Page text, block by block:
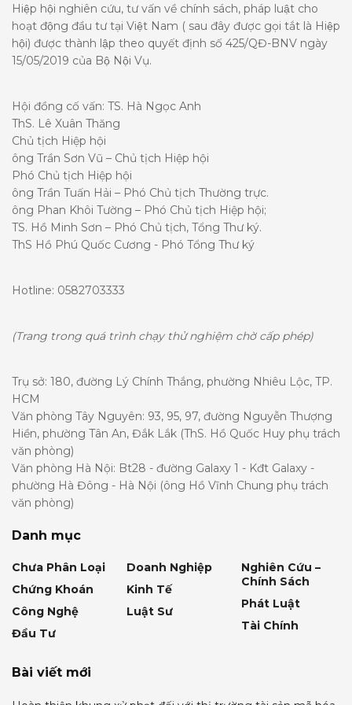
Hiệp hội nghiên cứu, tư vấn về chính sách, pháp luật cho
hoạt động đầu tư tại Việt Nam ( sau đây được gọi tắt là Hiệp
hội) được thành lập theo quyết định số 425/QĐ-BNV ngày
15/05/2019 của Bộ Nội Vụ.
Hội đồng cố vấn: TS. Hà Ngọc Anh
ThS. Lê Xuân Thăng
Chủ tịch Hiệp hội
ông Trần Sơn Vũ – Chủ tịch Hiệp hội
Phó Chủ tịch Hiệp hội
ông Trần Tuấn Hải – Phó Chủ tịch Thường trực.
ông Phan Khôi Tường – Phó Chủ tịch Hiệp hội;
TS. Hồ Minh Sơn – Phó Chủ tịch, Tổng Thư ký.
ThS Hồ Phú Quốc Cương - Phó Tổng Thư ký
Hotline: 0582703333
(Trang trong quá trình chạy thử nghiệm chờ cấp phép)
Trụ sở: 180, đường Lý Chính Thắng, phường Nhiêu Lộc, TP.
HCM
Văn phòng Tây Nguyên: 93, 95, 97, đường Nguyễn Thượng
Hiền, phường Tân An, Đắk Lắk (ThS. Hồ Quốc Huy phụ trách
văn phòng)
Văn phòng Hà Nội: Bt28 - đường Galaxy 1 - Kđt Galaxy -
phường Hà Đông - Hà Nội (ông Hồ Vĩnh Chung phụ trách
văn phòng)
Danh mục
Chưa Phân Loại
Chứng Khoán
Công Nghệ
Đầu Tư
Doanh Nghiệp
Kinh Tế
Luật Sư
Nghiên Cứu –
Chính Sách
Phát Luật
Tài Chính
Bài viết mới